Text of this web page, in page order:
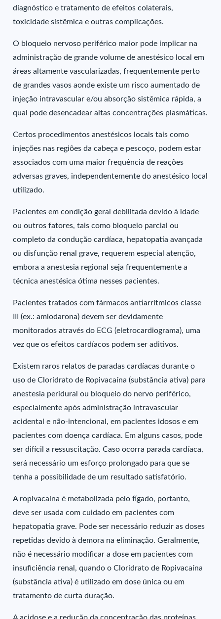
diagnóstico e tratamento de efeitos colaterais,
toxicidade sistêmica e outras complicações.
O bloqueio nervoso periférico maior pode implicar na
administração de grande volume de anestésico local em
áreas altamente vascularizadas, frequentemente perto
de grandes vasos aonde existe um risco aumentado de
injeção intravascular e/ou absorção sistêmica rápida, a
qual pode desencadear altas concentrações plasmáticas.
Certos procedimentos anestésicos locais tais como
injeções nas regiões da cabeça e pescoço, podem estar
associados com uma maior frequência de reações
adversas graves, independentemente do anestésico local
utilizado.
Pacientes em condição geral debilitada devido à idade
ou outros fatores, tais como bloqueio parcial ou
completo da condução cardíaca, hepatopatia avançada
ou disfunção renal grave, requerem especial atenção,
embora a anestesia regional seja frequentemente a
técnica anestésica ótima nesses pacientes.
Pacientes tratados com fármacos antiarrítmicos classe
III (ex.: amiodarona) devem ser devidamente
monitorados através do ECG (eletrocardiograma), uma
vez que os efeitos cardíacos podem ser aditivos.
Existem raros relatos de paradas cardíacas durante o
uso de Cloridrato de Ropivacaína (substância ativa) para
anestesia peridural ou bloqueio do nervo periférico,
especialmente após administração intravascular
acidental e não-intencional, em pacientes idosos e em
pacientes com doença cardíaca. Em alguns casos, pode
ser difícil a ressuscitação. Caso ocorra parada cardíaca,
será necessário um esforço prolongado para que se
tenha a possibilidade de um resultado satisfatório.
A ropivacaína é metabolizada pelo fígado, portanto,
deve ser usada com cuidado em pacientes com
hepatopatia grave. Pode ser necessário reduzir as doses
repetidas devido à demora na eliminação. Geralmente,
não é necessário modificar a dose em pacientes com
insuficiência renal, quando o Cloridrato de Ropivacaína
(substância ativa) é utilizado em dose única ou em
tratamento de curta duração.